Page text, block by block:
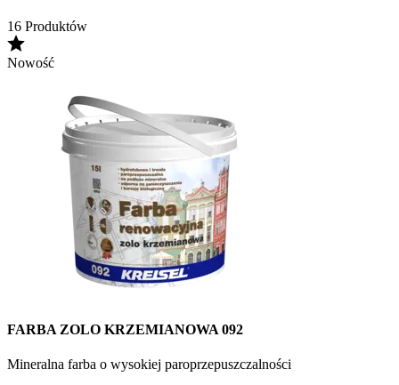
16 Produktów
Nowość
FARBA ZOLO KRZEMIANOWA 092
Mineralna farba o wysokiej paroprzepuszczalności